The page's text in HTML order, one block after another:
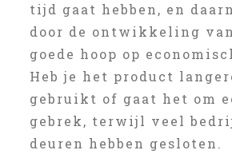
tijd gaat hebben, en
door de ontwikkeling
goede hoop op
Heb je het product
gebruikt of gaat het om
gebrek, terwijl veel
deuren hebben gesloten.